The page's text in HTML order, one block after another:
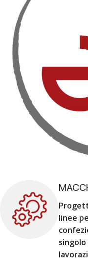
linee